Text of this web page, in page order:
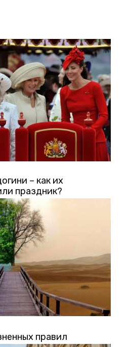
– как их
праздник?
правил